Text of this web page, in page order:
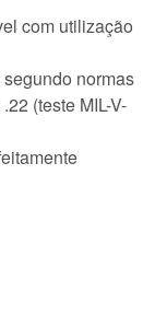
com utilização
normas
(teste MIL-V-